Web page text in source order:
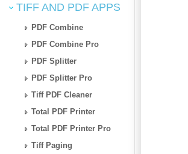
TIFF AND PDF APPS
PDF Combine
PDF Combine Pro
PDF Splitter
PDF Splitter Pro
Tiff PDF Cleaner
Total PDF Printer
Total PDF Printer Pro
Tiff Paging